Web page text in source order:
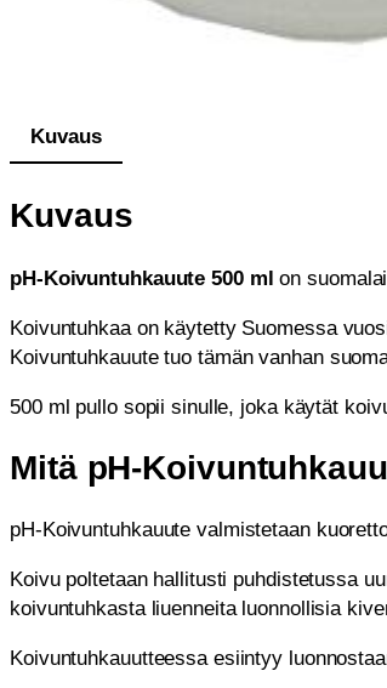
Kuvaus
Kuvaus
pH-Koivuntuhkauute 500 ml on
Koivuntuhkaa on käytetty Suomessa
Koivuntuhkauute tuo tämän vanhan
500 ml pullo sopii sinulle, joka käytät
Mitä pH-
pH-Koivuntuhkauute valmistetaan
Koivu poltetaan hallitusti puhdistetussa
koivuntuhkasta liuenneita luonnollisia
Koivuntuhkauutteessa esiintyy